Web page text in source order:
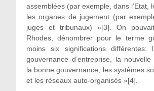
assemblées (par exemple, dans l’Etat,
les organes de jugement (par
juges et tribunaux) »[3]. On
Rhodes, dénombrer pour le terme
moins six significations différentes:
gouvernance d’entreprise, la nouvelle
la bonne gouvernance, les systèmes
et les réseaux auto-organisés »[4].